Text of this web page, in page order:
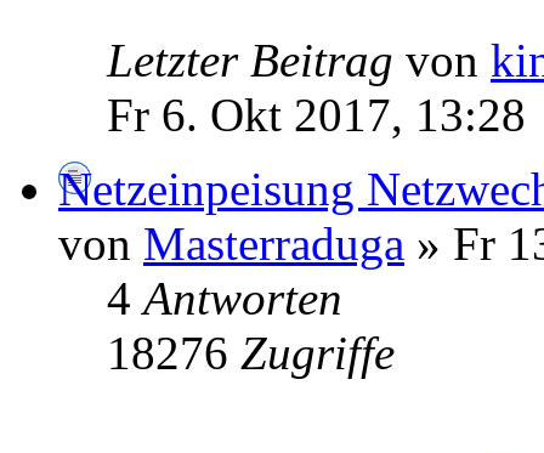
Letzter Beitrag von
Fr 6. Okt 2017, 13:28
Netzeinpeisung
von Masterraduga » Fr
4Antworten
18276 Zugriffe